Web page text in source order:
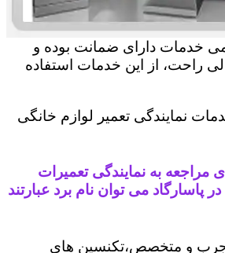
خدمات دارای ضمانت بوده و
راحت، از این خدمات استفاده
نمایندگی تعمیر لوازم خانگی
مراجعه به نمایندگی تعمیرات
پاسارگاد می توان نام برد عبارتند
و متخصص،تکنسین های